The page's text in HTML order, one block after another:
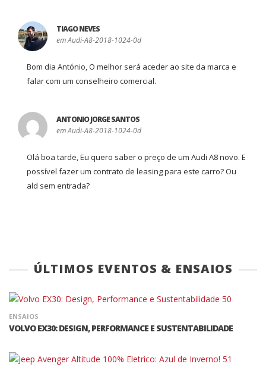
TIAGO NEVES
em Audi-A8-2018-1024-0d
Bom dia António, O melhor será aceder ao site da marca e
falar com um conselheiro comercial.
ANTONIO JORGE SANTOS
em Audi-A8-2018-1024-0d
Olá boa tarde, Eu quero saber o preço de um Audi A8 novo. E
possível fazer um contrato de leasing para este carro? Ou
ald sem entrada?
ÚLTIMOS EVENTOS & ENSAIOS
ENSAIOS
VOLVO EX30: DESIGN, PERFORMANCE E SUSTENTABILIDADE